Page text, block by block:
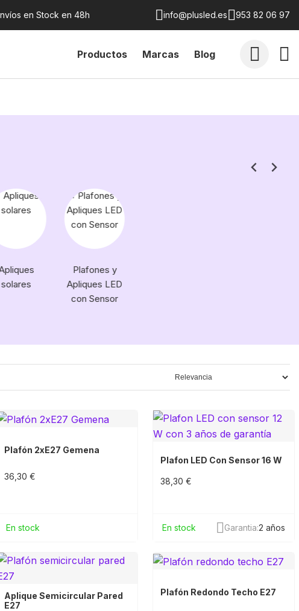
en Stock en 48h info@plusled.es 953 82 06 97
Productos Marcas Blog
solares
Plafones y
Apliques LED
con Sensor
Plafón 2xE27 Gemena
36,30 €
En stock
Plafon LED Con Sensor 16 W
38,30 €
En stock Garantia:2 años
Aplique Semicircular Pared
E27
Plafón Redondo Techo E27